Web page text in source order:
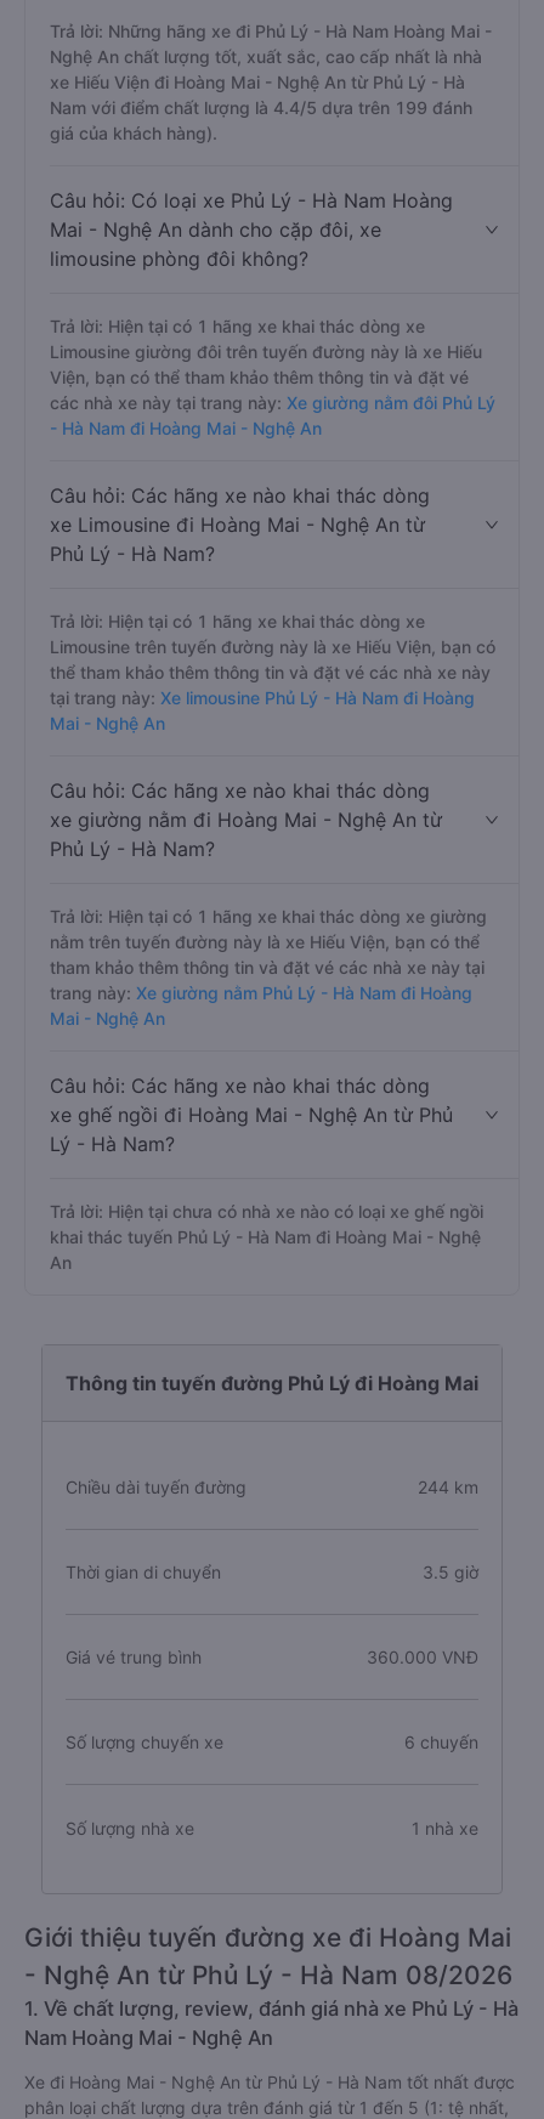
Trả lời: Những hãng xe đi Phủ Lý - Hà Nam Hoàng Mai -
Nghệ An chất lượng tốt, xuất sắc, cao cấp nhất là nhà
xe Hiếu Viện đi Hoàng Mai - Nghệ An từ Phủ Lý - Hà
Nam với điểm chất lượng là 4.4/5 dựa trên 199 đánh
giá của khách hàng).
Câu hỏi: Có loại xe Phủ Lý - Hà Nam Hoàng
Mai - Nghệ An dành cho cặp đôi, xe
limousine phòng đôi không?
Trả lời: Hiện tại có 1 hãng xe khai thác dòng xe
Limousine giường đôi trên tuyến đường này là xe Hiếu
Viện, bạn có thể tham khảo thêm thông tin và đặt vé
các nhà xe này tại trang này: Xe giường nằm đôi Phủ Lý
- Hà Nam đi Hoàng Mai - Nghệ An
Câu hỏi: Các hãng xe nào khai thác dòng
xe Limousine đi Hoàng Mai - Nghệ An từ
Phủ Lý - Hà Nam?
Trả lời: Hiện tại có 1 hãng xe khai thác dòng xe
Limousine trên tuyến đường này là xe Hiếu Viện, bạn có
thể tham khảo thêm thông tin và đặt vé các nhà xe này
tại trang này: Xe limousine Phủ Lý - Hà Nam đi Hoàng
Mai - Nghệ An
Câu hỏi: Các hãng xe nào khai thác dòng
xe giường nằm đi Hoàng Mai - Nghệ An từ
Phủ Lý - Hà Nam?
Trả lời: Hiện tại có 1 hãng xe khai thác dòng xe giường
nằm trên tuyến đường này là xe Hiếu Viện, bạn có thể
tham khảo thêm thông tin và đặt vé các nhà xe này tại
trang này: Xe giường nằm Phủ Lý - Hà Nam đi Hoàng
Mai - Nghệ An
Câu hỏi: Các hãng xe nào khai thác dòng
xe ghế ngồi đi Hoàng Mai - Nghệ An từ Phủ
Lý - Hà Nam?
Trả lời: Hiện tại chưa có nhà xe nào có loại xe ghế ngồi
khai thác tuyến Phủ Lý - Hà Nam đi Hoàng Mai - Nghệ
An
Thông tin tuyến đường Phủ Lý đi Hoàng Mai
Chiều dài tuyến đường 244 km
Thời gian di chuyển 3.5 giờ
Giá vé trung bình 360.000 VNĐ
Số lượng chuyến xe 6 chuyến
Số lượng nhà xe 1 nhà xe
Giới thiệu tuyến đường xe đi Hoàng Mai
- Nghệ An từ Phủ Lý - Hà Nam 08/2026
1. Về chất lượng, review, đánh giá nhà xe Phủ Lý - Hà
Nam Hoàng Mai - Nghệ An
Xe đi Hoàng Mai - Nghệ An từ Phủ Lý - Hà Nam tốt nhất được
phân loại chất lượng dựa trên đánh giá từ 1 đến 5 (1: tệ nhất,